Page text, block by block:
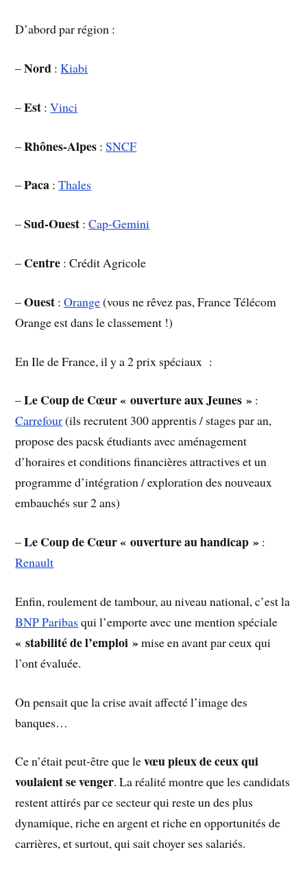
D’abord par région :
–Nord :Kiabi
–Est :Vinci
–Rhônes-Alpes :SNCF
–Paca :Thales
–Sud-Ouest :Cap-Gemini
– Centre : Crédit Agricole
–Ouest :Orange(vous ne rêvez pas, France Télécom
Orange est dans le classement !)
En Ile de France, il y a 2 prix spéciaux :
–Le Coup de Cœur « ouverture aux Jeunes » :
Carrefour(ils recrutent 300 apprentis / stages par an,
propose des pacsk étudiants avec aménagement
d’horaires et conditions financières attractives et un
programme d’intégration / exploration des nouveaux
embauchés sur 2 ans)
–Le Coup de Cœur « ouverture au handicap » :
Renault
Enfin, roulement de tambour, au niveau national, c’est la
BNP Paribas qui l’emporte avec une mention spéciale
« stabilité de l’emploi »mise en avant par ceux qui
l’ont évaluée.
On pensait que la crise avait affecté l’image des
banques…
Ce n’était peut-être que levœu pieux de ceux qui
voulaient se venger. La réalité montre que les candidats
restent attirés par ce secteur qui reste un des plus
dynamique, riche en argent et riche en opportunités de
carrières, et surtout, qui sait choyer ses salariés.